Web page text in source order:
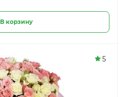
В корзину
5